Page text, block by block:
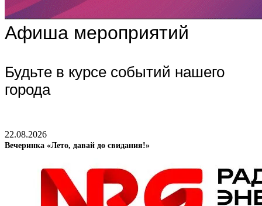
Афиша мероприятий
Будьте в курсе событий нашего
города
22.08.2026
Вечеринка «Лето, давай до свидания!»